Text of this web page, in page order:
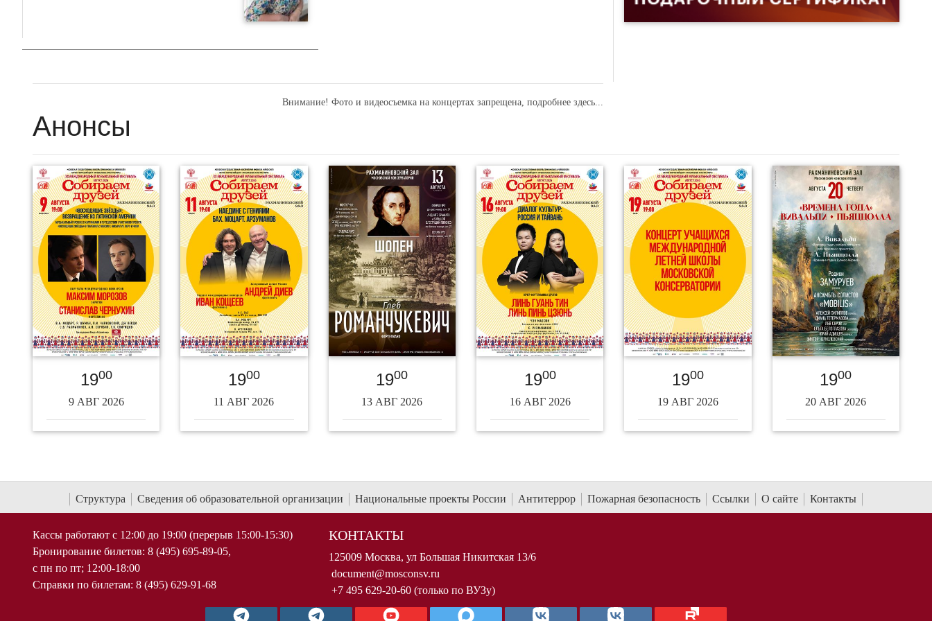
Внимание! Фото и видеосъемка на концертах запрещена,подробнее здесь...
Анонсы
1900
9 АВГ 2026
1900
11 АВГ 2026
1900
13 АВГ 2026
1900
16 АВГ 2026
1900
19 АВГ 2026
1900
20 АВГ 2026
Структура Сведения об образовательной организации Национальные проекты России Антитеррор Пожарная безопасность Ссылки О сайте Контакты
Кассы работают с 12:00 до 19:00 (перерыв 15:00-15:30)
Бронирование билетов: 8 (495) 695-89-05,
с пн по пт; 12:00-18:00
Справки по билетам: 8 (495) 629-91-68
КОНТАКТЫ
125009 Москва, ул Большая Никитская 13/6
document@mosconsv.ru
+7 495 629-20-60 (только по ВУЗу)